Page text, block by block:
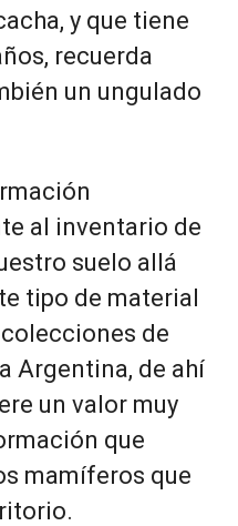
y que tiene
recuerda
un ungulado
al inventario de
suelo allá
tipo de material
de
Argentina, de ahí
un valor muy
que
mamíferos que